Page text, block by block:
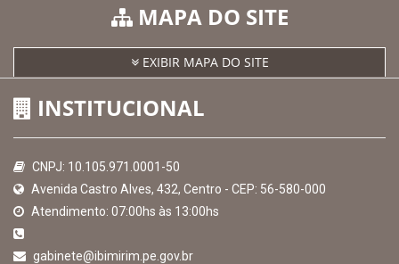
MAPA DO SITE
EXIBIR MAPA DO SITE
INSTITUCIONAL
CNPJ: 10.105.971.0001-50
Avenida Castro Alves, 432, Centro - CEP: 56-580-000
Atendimento: 07:00hs às 13:00hs
gabinete@ibimirim.pe.gov.br